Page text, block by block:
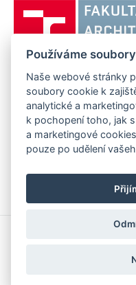
FAKULTA ARCHITEKTURY
Poříčí 273/5, 639 00 Brno
Telefon: 54114 6600
Používáme
Naše webové stránky
soubory cookie k
analytické a
k pochopení toho, jak
a marketingové
pouze po udělení